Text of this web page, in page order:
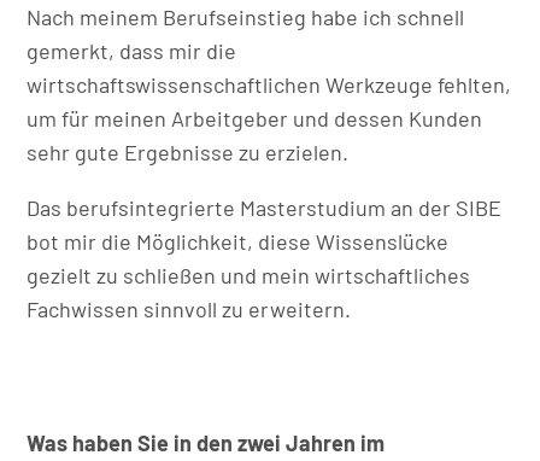
Nach meinem Berufseinstieg habe ich schnell
gemerkt, dass mir die
wirtschaftswissenschaftlichen Werkzeuge fehlten,
um für meinen Arbeitgeber und dessen Kunden
sehr gute Ergebnisse zu erzielen.
Das berufsintegrierte Masterstudium an der SIBE
bot mir die Möglichkeit, diese Wissenslücke
gezielt zu schließen und mein wirtschaftliches
Fachwissen sinnvoll zu erweitern.
Was haben Sie in den zwei Jahren im